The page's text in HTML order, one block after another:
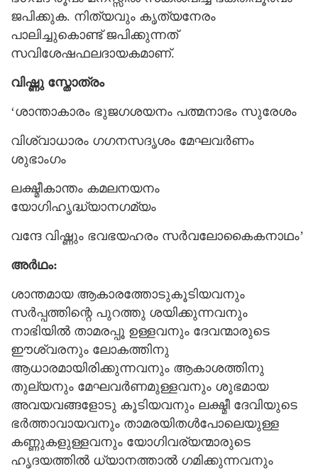
ജപിക്കുക. നിത്യവും കൃത്യനേരം
പാലിച്ചുകൊണ്ട് ജപിക്കുന്നത്
സവിശേഷഫലദായകമാണ്.
വിഷ്ണു സ്തോത്രം
‘ശാന്താകാരം ഭുജഗശയനം പത്മനാഭം സുരേശം
വിശ്വാധാരം ഗഗനസദൃശം മേഘവർണം
ശുഭാംഗം
ലക്ഷ്മീകാന്തം കമലനയനം
യോഗിഹൃദ്ധ്യാനഗമ്യം
വന്ദേ വിഷ്ണും ഭവഭയഹരം സർവലോകൈകനാഥം’
അർഥം:
ശാന്തമായ ആകാരത്തോടുകൂടിയവനും
സർപ്പത്തിന്റെ പുറത്തു ശയിക്കുന്നവനും
നാഭിയിൽ താമരപ്പൂ ഉള്ളവനും ദേവന്മാരുടെ
ഈശ്വരനും ലോകത്തിനു
ആധാരമായിരിക്കുന്നവനും ആകാശത്തിനു
തുല്യനും മേഘവർണമുള്ളവനും ശുഭമായ
അവയവങ്ങളോടു കൂടിയവനും ലക്ഷ്മീ ദേവിയുടെ
ഭർത്താവായവനും താമരയിതള്‍പോലെയുള്ള
കണ്ണുകളുള്ളവനും യോഗിവര്യന്മാരുടെ
ഹൃദയത്തിൽ ധ്യാനത്താൽ ഗമിക്കുന്നവനും